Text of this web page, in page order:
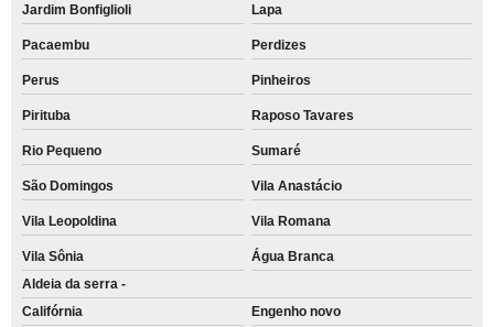
Jardim Bonfiglioli Lapa
Pacaembu Perdizes
Perus Pinheiros
Pirituba Raposo Tavares
Rio Pequeno Sumaré
São Domingos Vila Anastácio
Vila Leopoldina Vila Romana
Vila Sônia
Água Branca
Aldeia da serra -
Califórnia
Engenho novo